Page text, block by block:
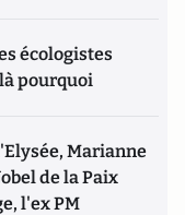
écologistes
pourquoi
Marianne
de la Paix
l'ex PM